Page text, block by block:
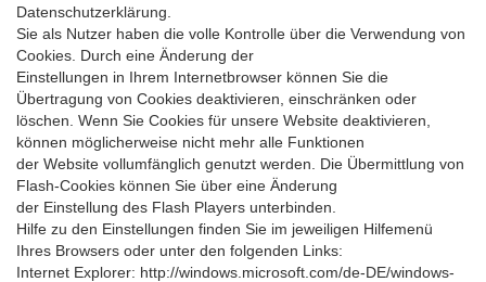
Datenschutzerklärung.
Sie als Nutzer haben die volle Kontrolle über die Verwendung von
Cookies. Durch eine Änderung der
Einstellungen in Ihrem Internetbrowser können Sie die
Übertragung von Cookies deaktivieren, einschränken oder
löschen. Wenn Sie Cookies für unsere Website deaktivieren,
können möglicherweise nicht mehr alle Funktionen
der Website vollumfänglich genutzt werden. Die Übermittlung von
Flash-Cookies können Sie über eine Änderung
der Einstellung des Flash Players unterbinden.
Hilfe zu den Einstellungen finden Sie im jeweiligen Hilfemenü
Ihres Browsers oder unter den folgenden Links:
Internet Explorer: http://windows.microsoft.com/de-DE/windows-